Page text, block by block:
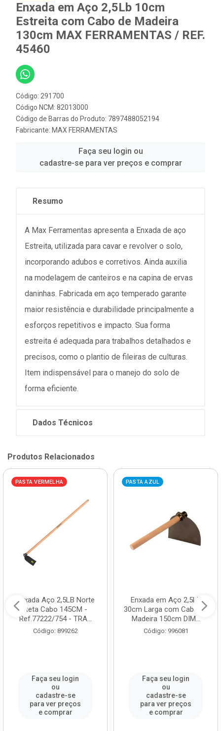
Enxada em Aço 2,5Lb 10cm
Estreita com Cabo de Madeira
130cm MAX FERRAMENTAS / REF.
45460
Código: 291700
Código NCM: 82013000
Código de Barras do Produto: 7897488052194
Fabricante: MAX FERRAMENTAS
Faça seu login ou
cadastre-se para ver preços e comprar
Resumo
A Max Ferramentas apresenta a Enxada de aço
Estreita, utilizada para cavar e revolver o solo,
incorporando adubos e corretivos. Ainda auxilia
na modelagem de canteiros e na capina de ervas
daninhas. Fabricada em aço temperado garante
maior resistência e durabilidade principalmente a
esforços repetitivos e impacto. Sua forma
estreita é adequada para trabalhos detalhados e
precisos, como o plantio de fileiras de culturas.
Item indispensável para o manejo do solo de
forma eficiente.
Dados Técnicos
Produtos Relacionados
PASTA VERMELHA
Enxada Aço 2,5LB Norte
Reta Cabo 145CM -
Ref.77222/754 - TRA...
Código: 899262
Faça seu login
ou
cadastre-se
para ver preços
e comprar
PASTA AZUL
Enxada em Aço 2,5Lb
30cm Larga com Cabo de
Madeira 150cm DIM...
Código: 996081
Faça seu login
ou
cadastre-se
para ver preços
e comprar